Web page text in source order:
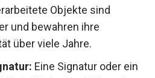
Objekte sind
und bewahren ihre
über viele Jahre.
Eine Signatur oder ein